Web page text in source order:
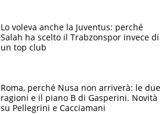
Lo voleva anche la Juventus: perché
Salah ha scelto il Trabzonspor invece di
un top club
Roma, perché Nusa non arriverà: le due
ragioni e il piano B di Gasperini. Novità
su Pellegrini e Cacciamani